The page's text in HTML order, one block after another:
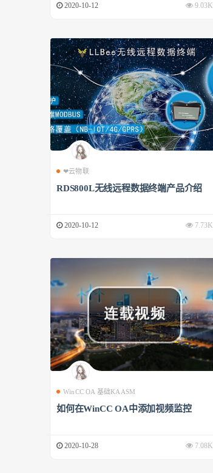
2020-10-12 9.03K
❤云物联
RDS800L无线远程数据终端产品介绍
2020-10-12 7.73K
WinCC OA 基础KAASM
如何在WinCC OA中添加视频监控
2020-10-28 7.08K